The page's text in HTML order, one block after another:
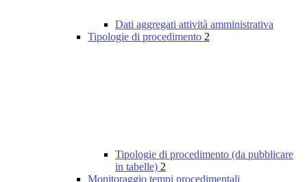
Dati aggregati attività amministrativa
Tipologie di procedimento 2
Tipologie di procedimento (da pubblicare
in tabelle) 2
Monitoraggio tempi procedimentali